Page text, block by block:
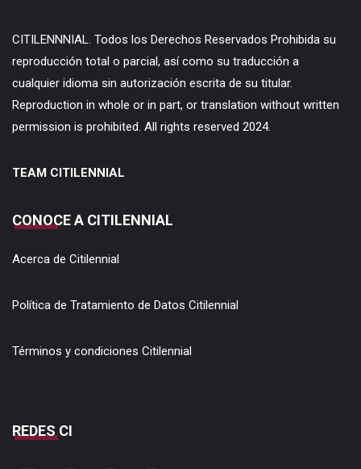
CITILENNNIAL. Todos los Derechos Reservados Prohibida su
reproducción total o parcial, así como su traducción a
cualquier idioma sin autorización escrita de su titular.
Reproduction in whole or in part, or translation without written
permission is prohibited. All rights reserved 2024.
TEAM CITILENNIAL
CONOCE A CITILENNIAL
Acerca de Citilennial
Política de Tratamiento de Datos Citilennial
Términos y condiciones Citilennial
REDES CI